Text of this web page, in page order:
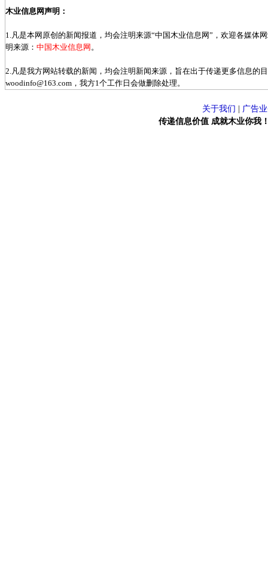
木业信息网声明：
1.凡是本网原创的新闻报道，均会注明来源“中国木业信息网”，欢迎各媒体
明来源： 中国木业信息网 。
2.凡是我方网站转载的新闻，均会注明新闻来源，旨在出于传递更多信息的
woodinfo@163.com，我方1个工作日会做删除处理。
关于我们
广告
传递信息价值 成就木业你我